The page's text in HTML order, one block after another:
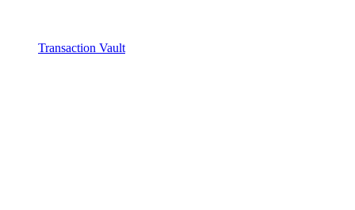
Transaction Vault